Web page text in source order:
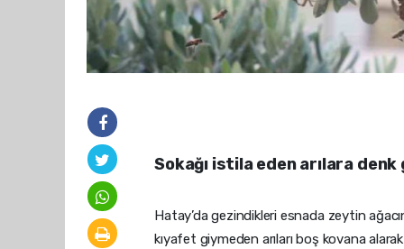
Sokağı istila eden arılara denk
Hatay’da gezindikleri esnada zeytin
kıyafet giymeden arıları boş kovana